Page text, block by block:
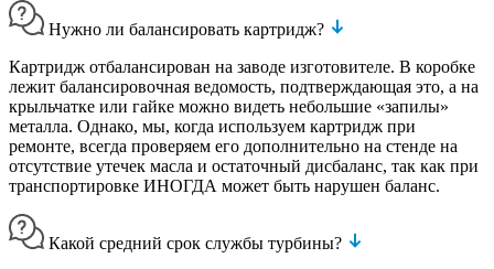
Нужно ли балансировать картридж?
Картридж отбалансирован на заводе изготовителе. В коробке
лежит балансировочная ведомость, подтверждающая это, а на
крыльчатке или гайке можно видеть небольшие «запилы»
металла. Однако, мы, когда используем картридж при
ремонте, всегда проверяем его дополнительно на стенде на
отсутствие утечек масла и остаточный дисбаланс, так как при
транспортировке ИНОГДА может быть нарушен баланс.
Какой средний срок службы турбины?